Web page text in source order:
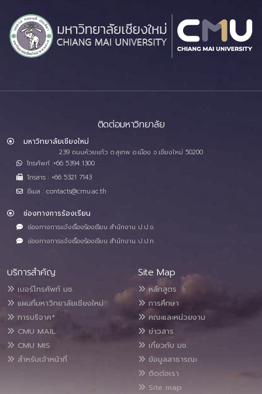
ติดต่อมหาวิทยาลัย
มหาวิทยาลัยเชียงใหม่
239 ถนนห้วยแก้ว ต.สุเทพ อ.เมือง จ.เชียงใหม่ 50200
โทรศัพท์ :+66 5394 1300
โทรสาร : +66 5321 7143
อีเมล : contacts@cmu.ac.th
ช่องทางการร้องเรียน
ช่องทางการแจ้งเรื่องร้องเรียน สำนักงาน ป.ป.ช.
ช่องทางการแจ้งเรื่องร้องเรียน สำนักงาน ป.ป.ท.
บริการสำคัญ
เบอร์โทรศัพท์ มช.
แผนที่มหาวิทยาลัยเชียงใหม่
การบริจาค*
CMU MAIL
CMU MIS
สำหรับเจ้าหน้าที่
Site Map
หลักสูตร
การศึกษา
คณะและหน่วยงาน
ข่าวสาร
เกี่ยวกับ มช.
ข้อมูลสาธารณะ
ติดต่อเรา
Site map